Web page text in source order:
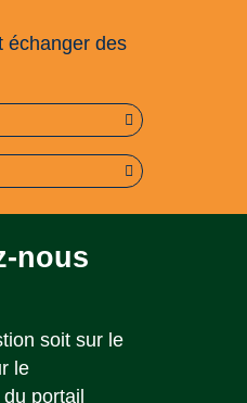
échanger des
nous
soit sur le
le
portail